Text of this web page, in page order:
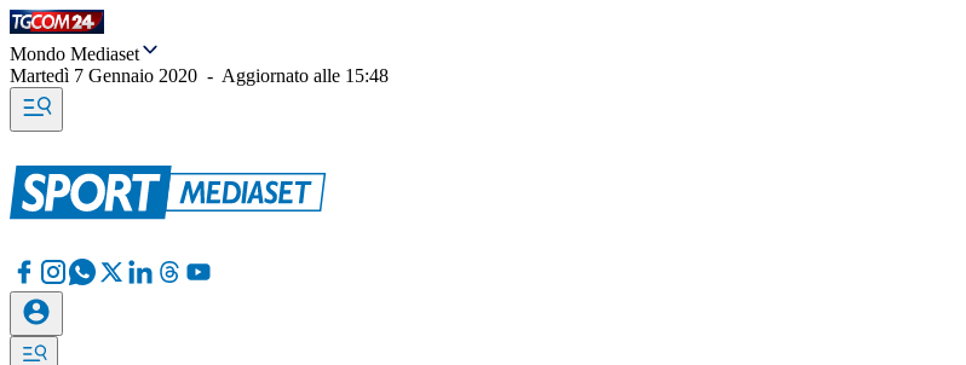
Mondo Mediaset
Martedì 7 Gennaio 2020 - Aggiornato alle 15:48